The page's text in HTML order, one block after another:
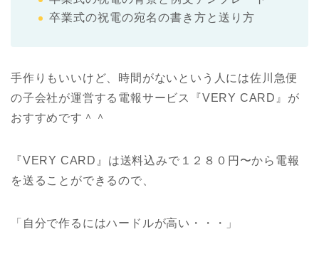
卒業式の祝電の宛名の書き方と送り方
手作りもいいけど、時間がないという人には佐川急便
の子会社が運営する電報サービス『VERY CARD』が
おすすめです＾＾
『VERY CARD』は送料込みで１２８０円〜から電報
を送ることができるので、
「自分で作るにはハードルが高い・・・」